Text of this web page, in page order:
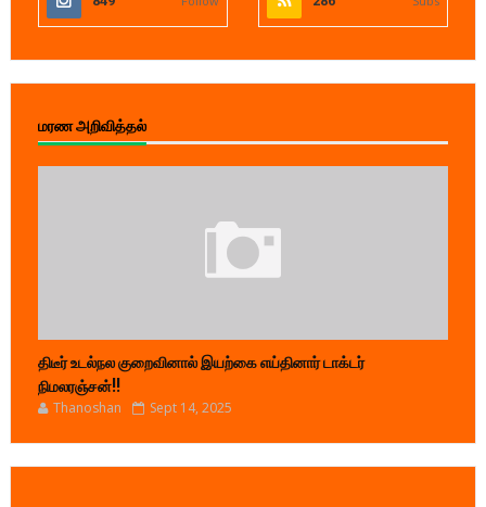
மரண அறிவித்தல்
திடீர் உடல்நல குறைவினால் இயற்கை எய்தினார் டாக்டர்
நிமலரஞ்சன்!!
Thanoshan Sept 14, 2025